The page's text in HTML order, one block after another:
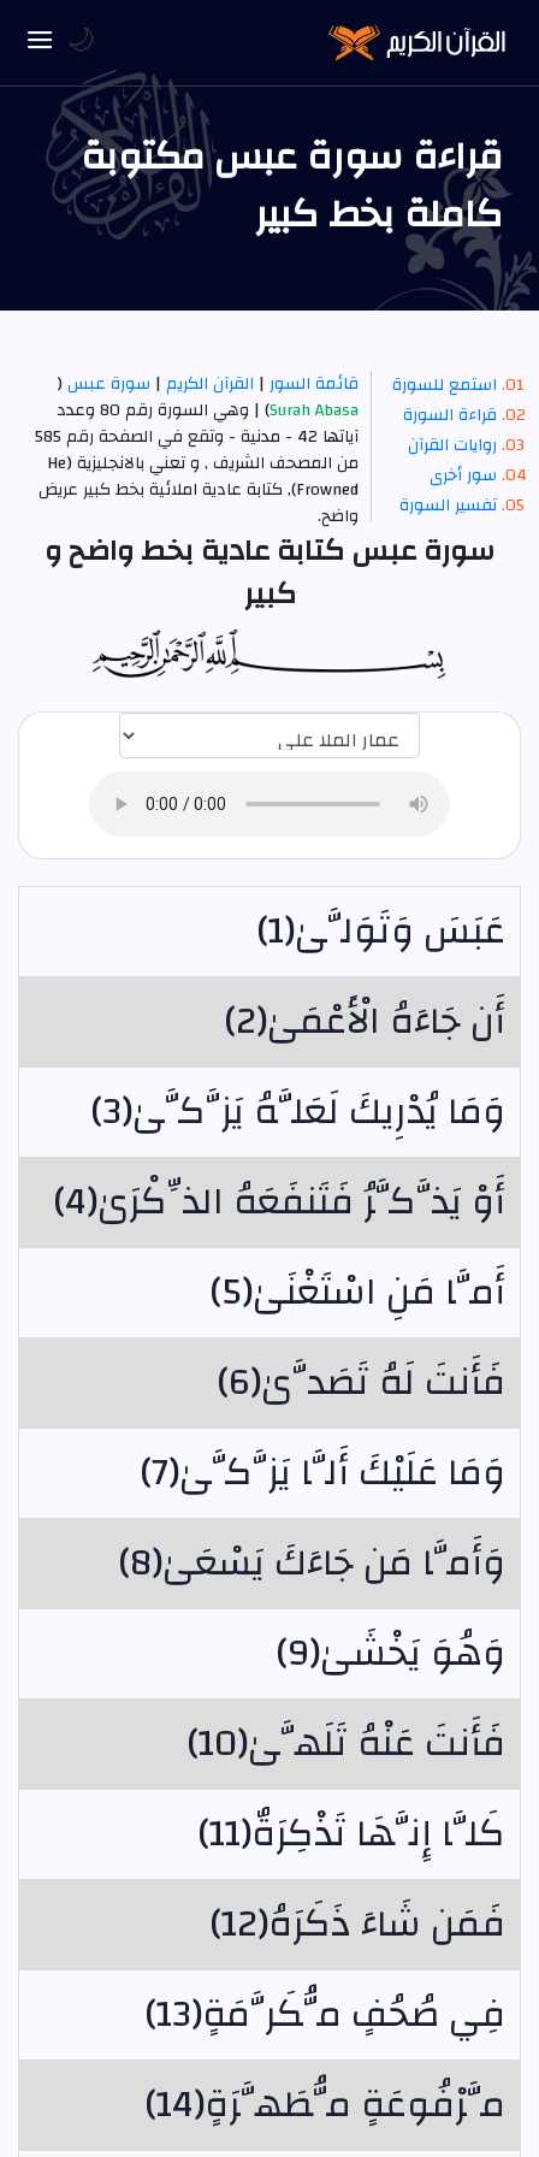
قراءة سورة عبس مكتوبة
كاملة بخط كبير
استمع للسورة
قراءة السورة
روايات القرآن
سور أخرى
تفسير السورة
قائمة السور| القرآن الكريم| سورة عبس(
Surah Abasa
) | وهي السورة رقم 80 وعدد
آياتها 42 -
مدنية
- وتقع في الصفحة رقم 585
من المصحف الشريف , و تعني بالانجليزية (He
Frowned), كتابة عادية املائية بخط كبير عريض
واضح.
سورة عبس كتابة عادية بخط واضح و
كبير
عَبَسَ وَتَوَلَّىٰ(1)
أَن جَاءَهُ الْأَعْمَىٰ(2)
وَمَا يُدْرِيكَ لَعَلَّهُ يَزَّكَّىٰ(3)
أَوْ يَذَّكَّرُ فَتَنفَعَهُ الذِّكْرَىٰ(4)
أَمَّا مَنِ اسْتَغْنَىٰ(5)
فَأَنتَ لَهُ تَصَدَّىٰ(6)
وَمَا عَلَيْكَ أَلَّا يَزَّكَّىٰ(7)
وَأَمَّا مَن جَاءَكَ يَسْعَىٰ(8)
وَهُوَ يَخْشَىٰ(9)
فَأَنتَ عَنْهُ تَلَهَّىٰ(10)
كَلَّا إِنَّهَا تَذْكِرَةٌ(11)
فَمَن شَاءَ ذَكَرَهُ(12)
فِي صُحُفٍ مُّكَرَّمَةٍ(13)
مَّرْفُوعَةٍ مُّطَهَّرَةٍ(14)
🌙